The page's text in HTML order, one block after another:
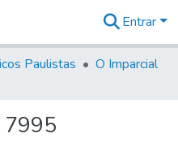
Entrar
Paulistas
O Imparcial
7995